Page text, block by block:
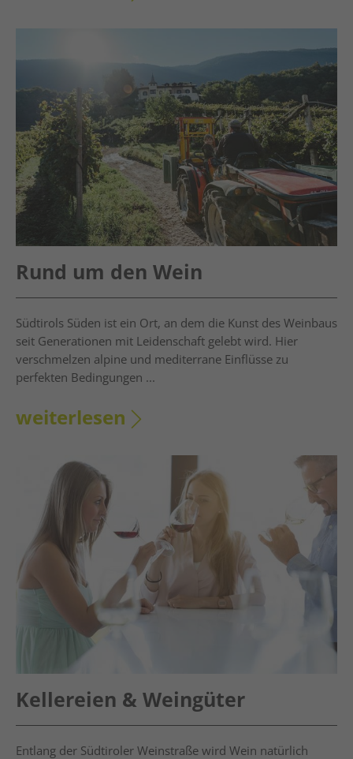
Rund um den Wein
Südtirols Süden ist ein Ort, an dem die Kunst des Weinbaus
seit Generationen mit Leidenschaft gelebt wird. Hier
verschmelzen alpine und mediterrane Einflüsse zu
perfekten Bedingungen ...
weiterlesen
Kellereien & Weingüter
Entlang der Südtiroler Weinstraße wird Wein natürlich